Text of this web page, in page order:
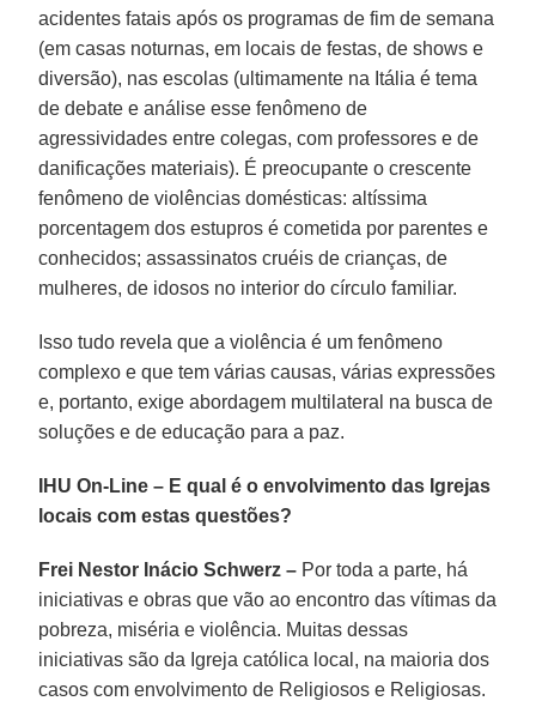
acidentes fatais após os programas de fim de semana
(em casas noturnas, em locais de festas, de shows e
diversão), nas escolas (ultimamente na Itália é tema
de debate e análise esse fenômeno de
agressividades entre colegas, com professores e de
danificações materiais). É preocupante o crescente
fenômeno de violências domésticas: altíssima
porcentagem dos estupros é cometida por parentes e
conhecidos; assassinatos cruéis de crianças, de
mulheres, de idosos no interior do círculo familiar.
Isso tudo revela que a violência é um fenômeno
complexo e que tem várias causas, várias expressões
e, portanto, exige abordagem multilateral na busca de
soluções e de educação para a paz.
IHU On-Line – E qual é o envolvimento das Igrejas
locais com estas questões?
Frei Nestor Inácio Schwerz – Por toda a parte, há
iniciativas e obras que vão ao encontro das vítimas da
pobreza, miséria e violência. Muitas dessas
iniciativas são da Igreja católica local, na maioria dos
casos com envolvimento de Religiosos e Religiosas.